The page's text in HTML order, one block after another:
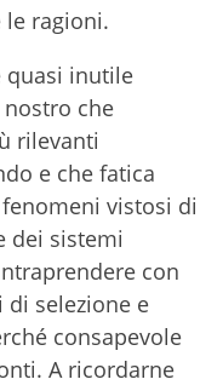
ragioni.
quasi inutile
che
rilevanti
e che fatica
vistosi di
dei sistemi
con
di selezione e
consapevole
A ricordarne